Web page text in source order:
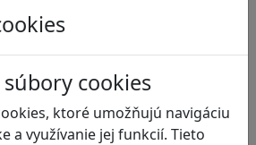
cookies
ktoré umožňujú navigáciu
a využívanie jej funkcií. Tieto